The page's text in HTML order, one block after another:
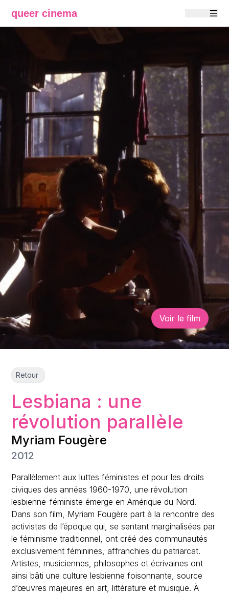
queer cinema
Voir le film
Retour
Lesbiana : une
révolution parallèle
Myriam Fougère
2012
Parallèlement aux luttes féministes et pour les droits
civiques des années 1960-1970, une révolution
lesbienne-féministe émerge en Amérique du Nord.
Dans son film, Myriam Fougère part à la rencontre des
activistes de l’époque qui, se sentant marginalisées par
le féminisme traditionnel, ont créé des communautés
exclusivement féminines, affranchies du patriarcat.
Artistes, musiciennes, philosophes et écrivaines ont
ainsi bâti une culture lesbienne foisonnante, source
d’œuvres majeures en art, littérature et musique. À